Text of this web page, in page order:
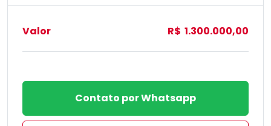
Valor R$ 1.300.000,00
Contato por Whatsapp